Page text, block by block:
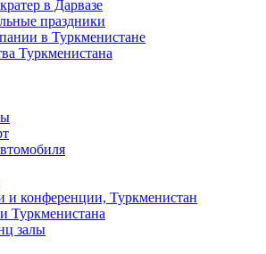
в Дарвазе
праздники
в Туркменистане
Туркменистана
и конференции, Туркменистан
Туркменистана
залы